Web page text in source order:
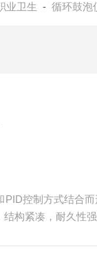
业卫生 - 循环鼓泡
控制方式结合
构紧凑，耐久性